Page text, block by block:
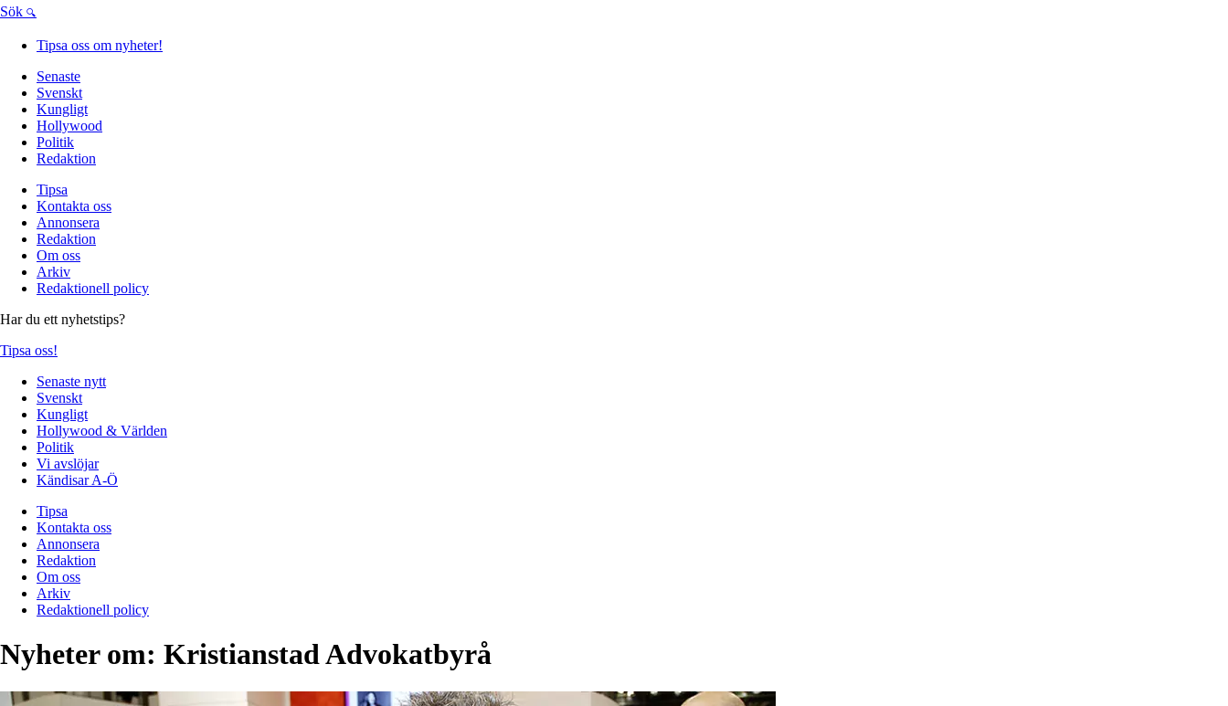
Sök
Tipsa oss om nyheter!
Senaste
Svenskt
Kungligt
Hollywood
Politik
Redaktion
Tipsa
Kontakta oss
Annonsera
Redaktion
Om oss
Arkiv
Redaktionell policy
Har du ett nyhetstips?
Tipsa oss!
Senaste nytt
Svenskt
Kungligt
Hollywood & Världen
Politik
Vi avslöjar
Kändisar A-Ö
Tipsa
Kontakta oss
Annonsera
Redaktion
Om oss
Arkiv
Redaktionell policy
Nyheter om: Kristianstad Advokatbyrå